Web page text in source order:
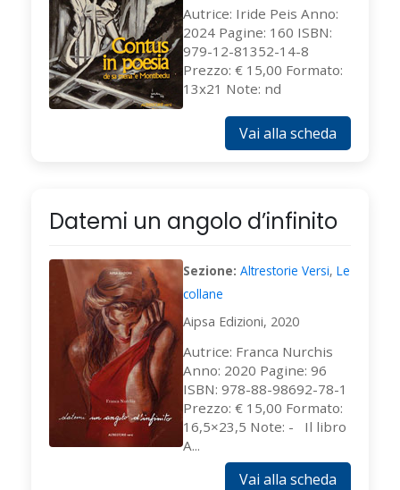
Autrice: Iride Peis Anno:
2024 Pagine: 160 ISBN:
979-12-81352-14-8
Prezzo: € 15,00 Formato:
13x21 Note: nd
Vai alla scheda
Datemi un angolo d’infinito
Sezione: Altrestorie Versi, Le
collane
Aipsa Edizioni, 2020
Autrice: Franca Nurchis
Anno: 2020 Pagine: 96
ISBN: 978-88-98692-78-1
Prezzo: € 15,00 Formato:
16,5×23,5 Note: - Il libro
A...
Vai alla scheda